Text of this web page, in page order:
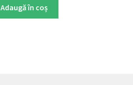
Adaugă în coș